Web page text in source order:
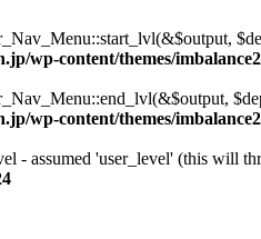
wp-content/themes/
wp-content/themes/
- assumed 'user_level' (this will